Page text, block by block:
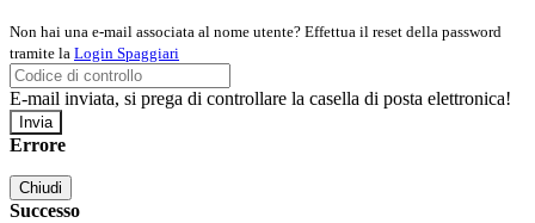
Non hai una e-mail associata al nome utente? Effettua il reset della password
tramite la Login Spaggiari
E-mail inviata, si prega di controllare la casella di posta elettronica!
Errore
Chiudi
Successo